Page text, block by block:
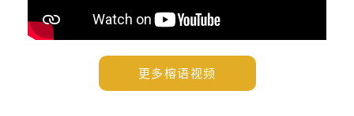
更多榕语视频